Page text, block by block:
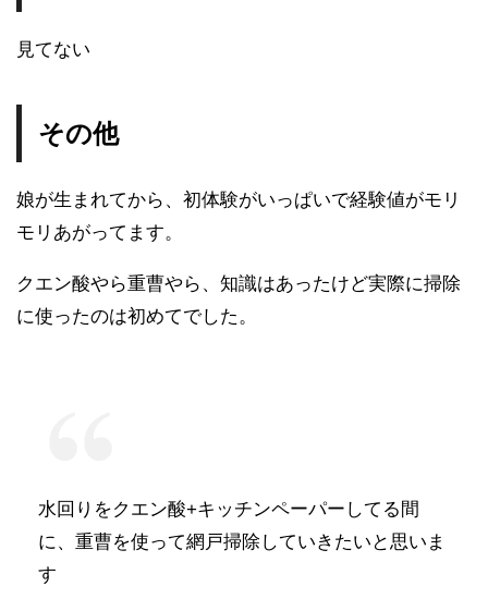
見てない
その他
娘が生まれてから、初体験がいっぱいで経験値がモリ
モリあがってます。
クエン酸やら重曹やら、知識はあったけど実際に掃除
に使ったのは初めてでした。
水回りをクエン酸+キッチンペーパーしてる間
に、重曹を使って網戸掃除していきたいと思いま
す